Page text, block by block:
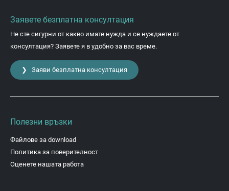
Заявете безплатна консултация
Не сте сигурни от какво имате нужда и се нуждаете от
консултация? Заявете я в удобно за вас време.
❯ Заяви безплатна консултация
Полезни връзки
Файлове за download
Политика за поверителност
Оценете нашата работа